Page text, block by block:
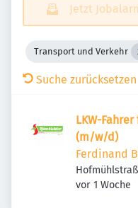
Jetzt
Transport und Verkehr
Suche zurücksetzen
LKW-
(m/w/d)
Ferdinand
Deutschland
Veröffentlicht
vor 1 Woche